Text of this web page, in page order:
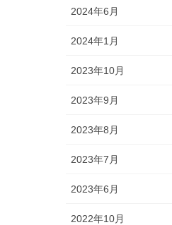
2024年6月
2024年1月
2023年10月
2023年9月
2023年8月
2023年7月
2023年6月
2022年10月